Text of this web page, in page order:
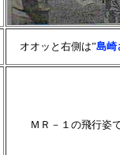
オオッと右側は”島崎
ＭＲ－１の飛行姿